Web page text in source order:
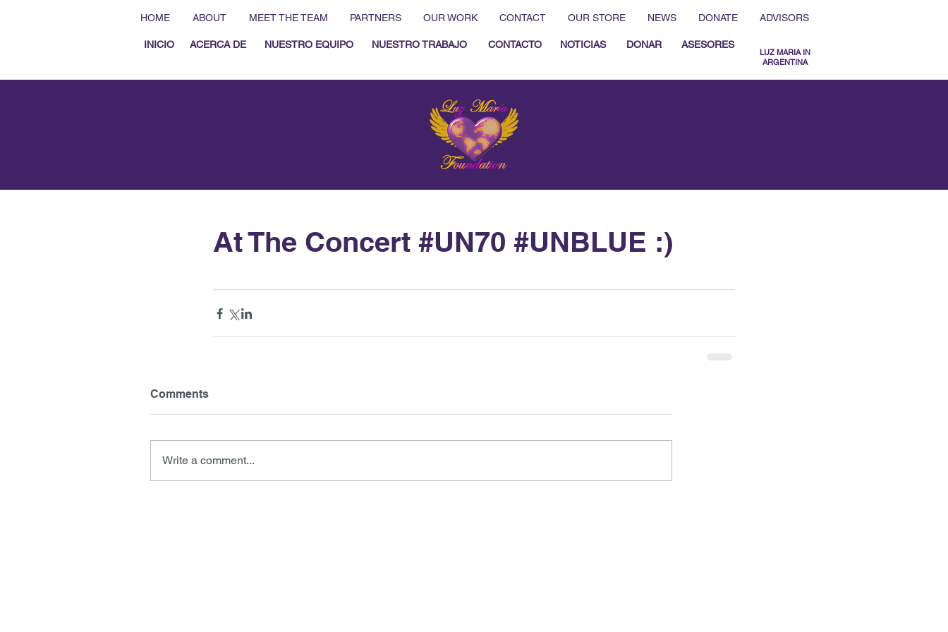
HOME ABOUT MEET THE TEAM PARTNERS OUR WORK CONTACT OUR STORE NEWS DONATE ADVISORS
INICIO ACERCA DE NUESTRO EQUIPO NUESTRO TRABAJO CONTACTO NOTICIAS DONAR ASESORES
LUZ MARIA IN
ARGENTINA
At The Concert ‪#‎UN70‬ ‪#‎UNBLUE‬ :)
Comments
Write a comment...